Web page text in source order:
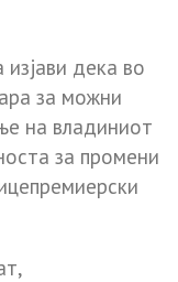
дека во
за можни
на владиниот
за промени